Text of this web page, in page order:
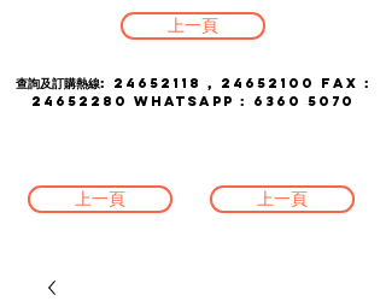
上一頁
查詢及訂購熱線: 24652118 , 24652100
FAX :
24652280 whatsapp : 6360 5070
上一頁 上一頁